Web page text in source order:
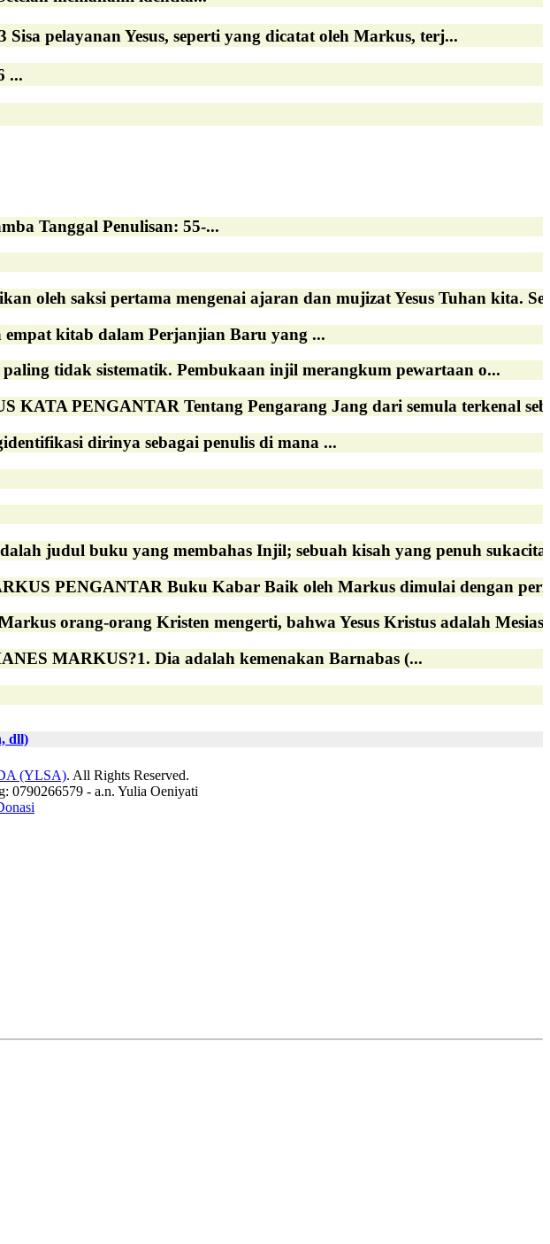
pelayanan Yesus, seperti yang dicatat oleh Markus, terj...
...
Tanggal Penulisan: 55-...
oleh saksi pertama mengenai ajaran dan mujizat Yesus Tuhan kita.
kitab dalam Perjanjian Baru yang ...
tidak sistematik. Pembukaan injil merangkum pewartaan o...
PENGANTAR Tentang Pengarang Jang dari semula terkenal
dirinya sebagai penulis di mana ...
judul buku yang membahas Injil; sebuah kisah yang penuh
PENGANTAR Buku Kabar Baik oleh Markus dimulai dengan
orang-orang Kristen mengerti, bahwa Yesus Kristus adalah
MARKUS?1. Dia adalah kemenakan Barnabas (...
dll)
(YLSA). All Rights Reserved.
0790266579 - a.n. Yulia Oeniyati